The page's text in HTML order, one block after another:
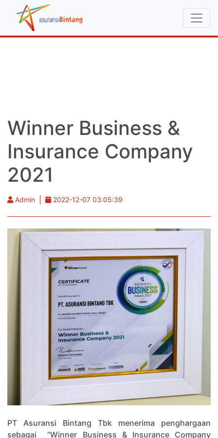
Winner Business &
Insurance Company
2021
Admin 2022-12-07 03:05:39
PT Asuransi Bintang Tbk menerima penghargaan
sebagai “Winner Business & Insurance Company